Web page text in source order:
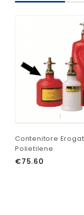
Contenitore
Polietilene
€75.60